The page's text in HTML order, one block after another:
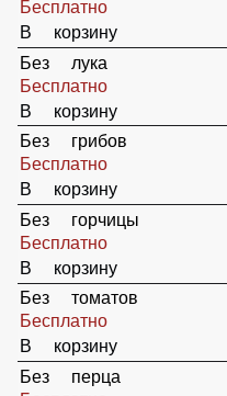
Без оливок
Бесплатно
В корзину
Без маслин
Бесплатно
В корзину
Без огурцов
Бесплатно
В корзину
Без лука
Бесплатно
В корзину